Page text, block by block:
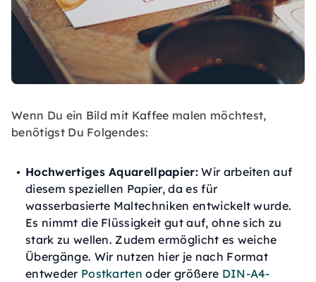
Wenn Du ein Bild mit Kaffee malen möchtest,
benötigst Du Folgendes:
Hochwertiges Aquarellpapier:Wir arbeiten auf
diesem speziellen Papier, da es für
wasserbasierte Maltechniken entwickelt wurde.
Es nimmt die Flüssigkeit gut auf, ohne sich zu
stark zu wellen. Zudem ermöglicht es weiche
Übergänge. Wir nutzen hier je nach Format
entweder Postkarten oder größere DIN-A4-